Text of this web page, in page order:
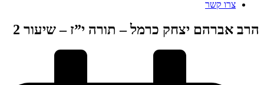
צרו קשר
הרב אברהם יצחק כרמל – תורה י”ז – שיעור 2